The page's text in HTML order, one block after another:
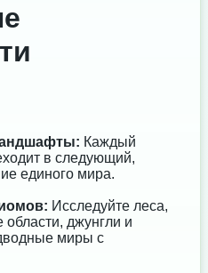
Каждый
в следующий,
единого мира.
Исследуйте леса,
джунгли и
миры с